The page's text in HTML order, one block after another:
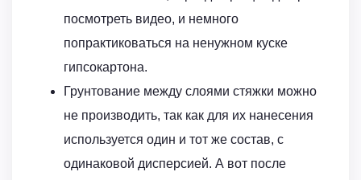
посмотреть видео, и немного
попрактиковаться на ненужном куске
гипсокартона.
Грунтование между слоями стяжки можно
не производить, так как для их нанесения
используется один и тот же состав, с
одинаковой дисперсией. А вот после